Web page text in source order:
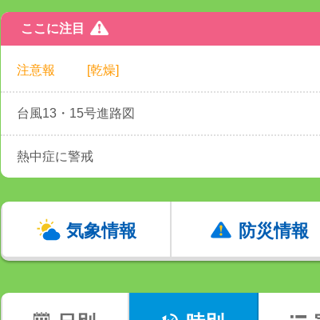
ここに注目
注意報 [乾燥]
台風13・15号進路図
熱中症に警戒
気象情報 防災情報